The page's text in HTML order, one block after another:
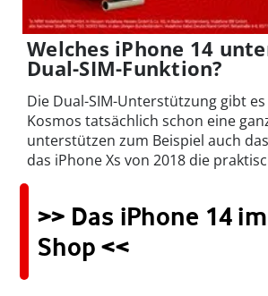
Welches iPhone 14
Dual-SIM-Funktion?
Die Dual-SIM-Unterstützung gibt
Kosmos tatsächlich schon eine
unterstützen zum Beispiel auch
das iPhone Xs von 2018 die
>> Das iPhone 14
Shop <<